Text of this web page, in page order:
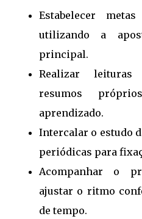
Estabelecer
utilizando a
principal.
Realizar
resumos
aprendizado.
Intercalar o estudo
periódicas para
Acompanhar o
ajustar o ritmo
de tempo.